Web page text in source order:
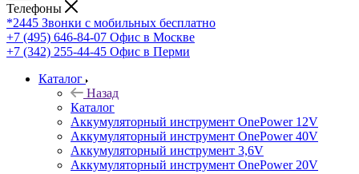
Телефоны
*2445 Звонки с мобильных бесплатно
+7 (495) 646-84-07 Офис в Москве
+7 (342) 255-44-45 Офис в Перми
Каталог
Назад
Каталог
Аккумуляторный инструмент OnePower 12V
Аккумуляторный инструмент OnePower 40V
Аккумуляторный инструмент 3,6V
Аккумуляторный инструмент OnePower 20V